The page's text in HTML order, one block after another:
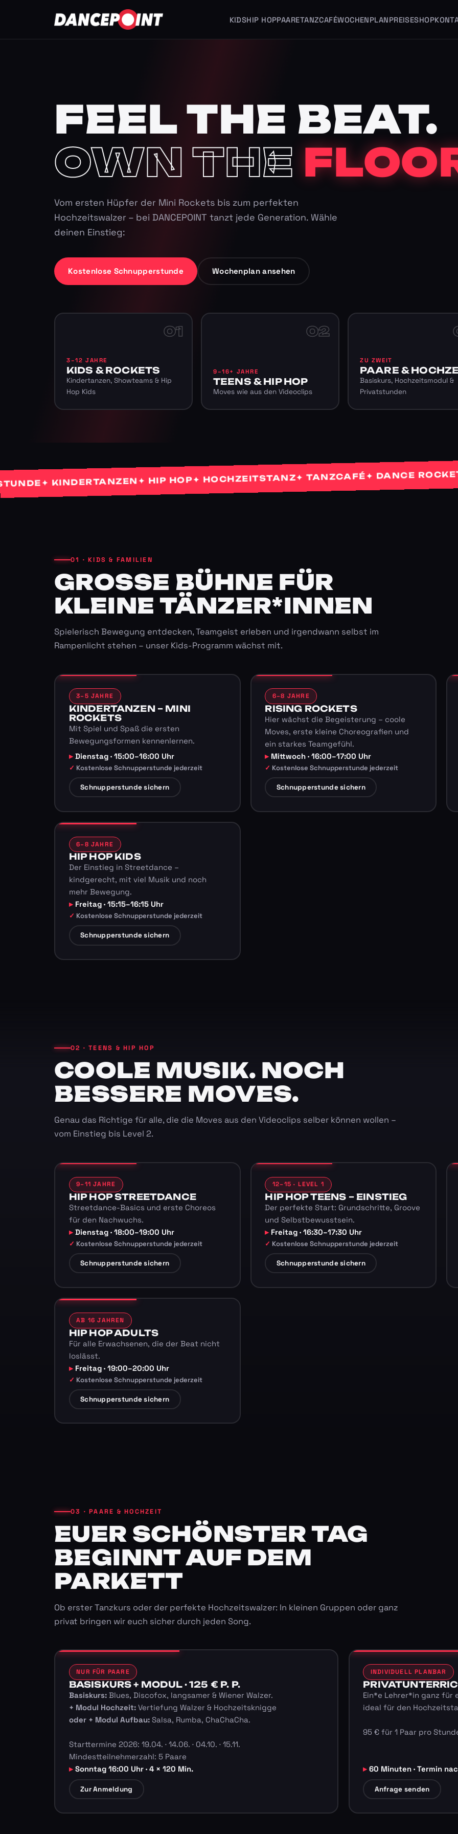
KIDSHIP HOPPAARETANZCAFÉWOCHENPLANPREISESHOP
FEEL THE BEAT.
OWN THE
Vom ersten Hüpfer der Mini Rockets bis zum perfekten
Hochzeitswalzer – bei DANCEPOINT tanzt jede Generation. Wähle
deinen Einstieg:
Kostenlose Schnupperstunde Wochenplan ansehen
01
3–12 JAHRE
KIDS & ROCKETS
Kindertanzen, Showteams & Hip
Hop Kids
02
9–16+ JAHRE
TEENS & HIP HOP
Moves wie aus den Videoclips
ZU ZWEIT
PAARE &
Basiskurs, Hochzeitsmodul &
Privatstunden
✦ KINDERTANZEN✦ HIP HOP✦ HOCHZEITSTANZ✦ TANZCAFÉ✦ DANCE ROCKETS✦
01 · KIDS & FAMILIEN
GROSSE BÜHNE FÜR K
LEINE TÄNZER*INNEN
Spielerisch Bewegung entdecken, Teamgeist erleben und irgendwann selbst im
Rampenlicht stehen – unser Kids-Programm wächst mit.
3–5 JAHRE
KINDERTANZEN – MINI
ROCKETS
Mit Spiel und Spaß die ersten
Bewegungsformen kennenlernen.
Dienstag · 15:00–16:00 Uhr
Kostenlose Schnupperstunde jederzeit
Schnupperstunde sichern
6–8 JAHRE
RISING ROCKETS
Hier wächst die Begeisterung – coole
Moves, erste kleine Choreografien und
ein starkes Teamgefühl.
Mittwoch · 16:00–17:00 Uhr
Kostenlose Schnupperstunde jederzeit
Schnupperstunde sichern
6–8 JAHRE
HIP HOP KIDS
Der Einstieg in Streetdance –
kindgerecht, mit viel Musik und noch
mehr Bewegung.
Freitag · 15:15–16:15 Uhr
Kostenlose Schnupperstunde jederzeit
Schnupperstunde sichern
02 · TEENS & HIP HOP
COOLE MUSIK. NOCH
BESSERE MOVES.
Genau das Richtige für alle, die die Moves aus den Videoclips selber können wollen –
vom Einstieg bis Level 2.
9–11 JAHRE
HIP HOP STREETDANCE
Streetdance-Basics und erste Choreos
für den Nachwuchs.
Dienstag · 18:00–19:00 Uhr
Kostenlose Schnupperstunde jederzeit
Schnupperstunde sichern
12–15 · LEVEL 1
HIP HOP TEENS – EINSTIEG
Der perfekte Start: Grundschritte, Groove
und Selbstbewusstsein.
Freitag · 16:30–17:30 Uhr
Kostenlose Schnupperstunde jederzeit
Schnupperstunde sichern
AB 16 JAHREN
HIP HOP ADULTS
Für alle Erwachsenen, die der Beat nicht
loslässt.
Freitag · 19:00–20:00 Uhr
Kostenlose Schnupperstunde jederzeit
Schnupperstunde sichern
03 · PAARE & HOCHZEIT
EUER SCHÖNSTER TAG
BEGINNT AUF DEM
PARKETT
Ob erster Tanzkurs oder der perfekte Hochzeitswalzer: In kleinen Gruppen oder ganz
privat bringen wir euch sicher durch jeden Song.
NUR FÜR PAARE
BASISKURS + MODUL · 125 € P. P.
Basiskurs:Blues, Discofox, langsamer & Wiener Walzer.
+ Modul Hochzeit:Vertiefung Walzer & Hochzeitsknigge
oder + Modul Aufbau:Salsa, Rumba, ChaChaCha.
Starttermine 2026: 19.04. · 14.06. · 04.10. · 15.11.
Mindestteilnehmerzahl: 5 Paare
Sonntag 16:00 Uhr · 4 × 120 Min.
Zur Anmeldung
INDIVIDUELL PLANBAR
Ein*e Lehrer*in ganz für
ideal für den
95 € für 1 Paar pro
60 Minuten · Termin
Anfrage senden